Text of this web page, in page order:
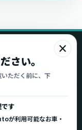
×
さい。
ただく前に、下
す
が利用可能なお車・
適
案内し